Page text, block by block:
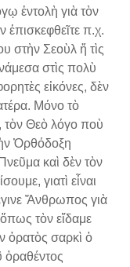
ἐντολὴ γιὰ τὸν
π.χ.
στὴν Σεοὺλ ἤ τὶς
στὶς πολὺ
εἰκόνες, δὲν
Μόνο τὸ
τὸν Θεὸ λόγο ποὺ
Ὀρθόδοξη
καὶ δὲν τὸν
γιατὶ εἶναι
Ἄνθρωπος γιὰ
τὸν εἴδαμε
ὁρατὸς σαρκὶ ὁ
ὁραθέντος